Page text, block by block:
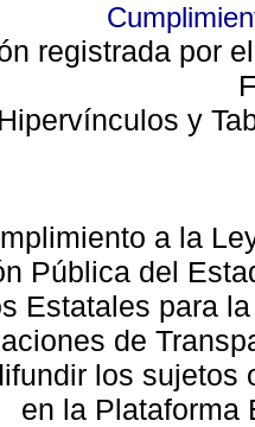
registrada por
Hipervínculos y
a la
Pública del
Estatales para
de
los sujetos
en la Plataforma